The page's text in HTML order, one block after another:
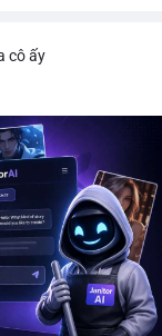
cô ấy